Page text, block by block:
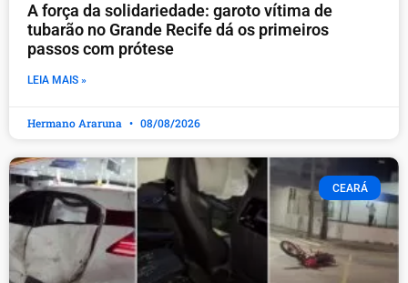
A força da solidariedade: garoto vítima de
tubarão no Grande Recife dá os primeiros
passos com prótese
LEIA MAIS »
Hermano Araruna 08/08/2026
CEARÁ